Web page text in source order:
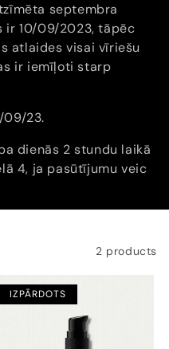
septembra
ir 10/09/2023, tāpēc
atlaides visai vīriešu
ir iemīļoti starp
09/23.
dienās 2 stundu laikā
4, ja pasūtījumu veic
2 products
IZPĀRDOTS